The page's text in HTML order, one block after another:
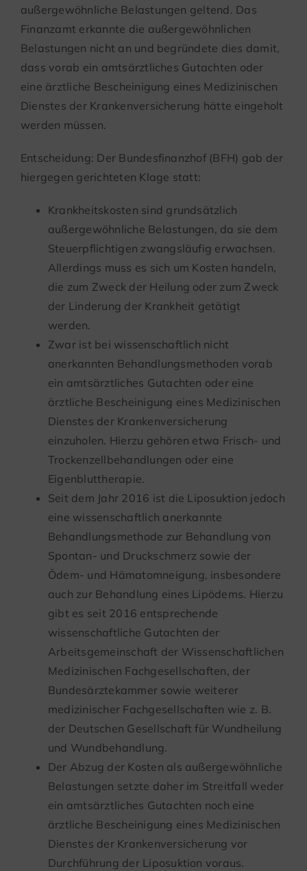
außergewöhnliche Belastungen geltend. Das
Finanzamt erkannte die außergewöhnlichen
Belastungen nicht an und begründete dies damit,
dass vorab ein amtsärztliches Gutachten oder
eine ärztliche Bescheinigung eines Medizinischen
Dienstes der Krankenversicherung hätte eingeholt
werden müssen.
Entscheidung: Der Bundesfinanzhof (BFH) gab der
hiergegen gerichteten Klage statt:
Krankheitskosten sind grundsätzlich
außergewöhnliche Belastungen, da sie dem
Steuerpflichtigen zwangsläufig erwachsen.
Allerdings muss es sich um Kosten handeln,
die zum Zweck der Heilung oder zum Zweck
der Linderung der Krankheit getätigt
werden.
Zwar ist bei wissenschaftlich nicht
anerkannten Behandlungsmethoden vorab
ein amtsärztliches Gutachten oder eine
ärztliche Bescheinigung eines Medizinischen
Dienstes der Krankenversicherung
einzuholen. Hierzu gehören etwa Frisch- und
Trockenzellbehandlungen oder eine
Eigenbluttherapie.
Seit dem Jahr 2016 ist die Liposuktion jedoch
eine wissenschaftlich anerkannte
Behandlungsmethode zur Behandlung von
Spontan- und Druckschmerz sowie der
Ödem- und Hämatomneigung, insbesondere
auch zur Behandlung eines Lipödems. Hierzu
gibt es seit 2016 entsprechende
wissenschaftliche Gutachten der
Arbeitsgemeinschaft der Wissenschaftlichen
Medizinischen Fachgesellschaften, der
Bundesärztekammer sowie weiterer
medizinischer Fachgesellschaften wie z. B.
der Deutschen Gesellschaft für Wundheilung
und Wundbehandlung.
Der Abzug der Kosten als außergewöhnliche
Belastungen setzte daher im Streitfall weder
ein amtsärztliches Gutachten noch eine
ärztliche Bescheinigung eines Medizinischen
Dienstes der Krankenversicherung vor
Durchführung der Liposuktion voraus.